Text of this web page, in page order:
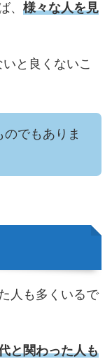
、 様々な人を見
と良くないこ
でもありま
人も多くいるで
と関わった人も